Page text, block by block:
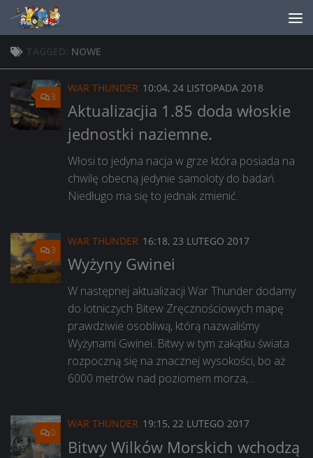
Skip to content
TAGGED: NOWE
3
WAR THUNDER 10:04, 24 LISTOPADA 2018
Aktualizacjia 1.85 doda włoskie
jednostki naziemne.
Włosi to jedyna nacja w grze która posiada na
chwilę obecną jedynie samoloty do badań.
Niedługo ma się to jednak zmienić.
3
WAR THUNDER 16:18, 23 LUTEGO 2017
Wyżyny Gwinei
W następnej aktualizacji War Thunder dodamy
do lotniczych Bitew Zręcznościowych mapę
prawdziwie osobliwą, którą nazwaliśmy
Wyżynami Gwinei. Bitwy w tym zakątku świata
rozpoczną się na znacznej wysokości, bo aż
6000 metrów nad poziomem morza,...
0
WAR THUNDER 19:15, 22 LUTEGO 2017
Bitwy Wilków Morskich wchodzą